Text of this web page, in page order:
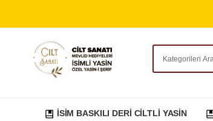
İSİM BASKILI DERİ CİLTLİ YASİN